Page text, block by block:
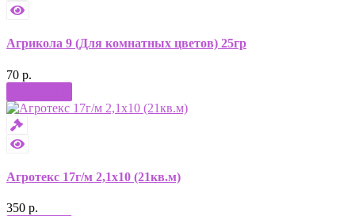
Агрикола 9 (Для комнатных цветов) 25гр
70 р.
Агротекс 17г/м 2,1х10 (21кв.м)
350 р.